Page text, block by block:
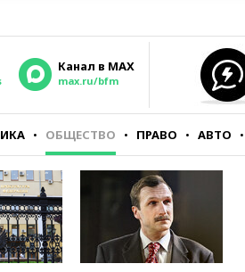
Канал в MAX
max.ru/bfm
ОБЩЕСТВО ПРАВО АВТО